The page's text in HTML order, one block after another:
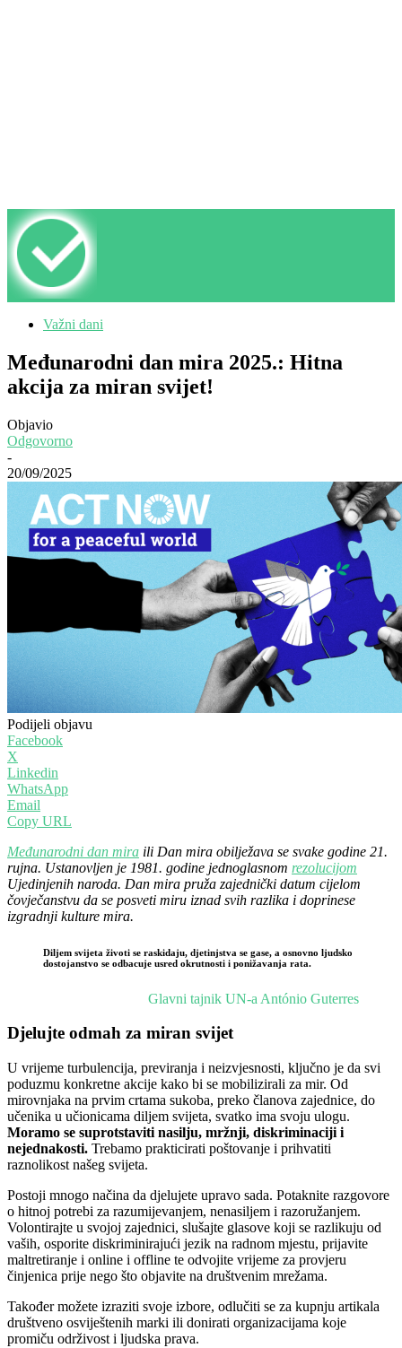
Važni dani
Međunarodni dan mira 2025.: Hitna
akcija za miran svijet!
Objavio
Odgovorno
-
20/09/2025
Podijeli objavu
Facebook
X
Linkedin
WhatsApp
Email
Copy URL
Međunarodni dan mira ili Dan mira obilježava se svake godine 21.
rujna. Ustanovljen je 1981. godine jednoglasnom rezolucijom
Ujedinjenih naroda. Dan mira pruža zajednički datum cijelom
čovječanstvu da se posveti miru iznad svih razlika i doprinese
izgradnji kulture mira.
Diljem svijeta životi se raskidaju, djetinjstva se gase, a osnovno ljudsko
dostojanstvo se odbacuje usred okrutnosti i ponižavanja rata.
Glavni tajnik UN-a António Guterres
Djelujte odmah za miran svijet
U vrijeme turbulencija, previranja i neizvjesnosti, ključno je da svi
poduzmu konkretne akcije kako bi se mobilizirali za mir. Od
mirovnjaka na prvim crtama sukoba, preko članova zajednice, do
učenika u učionicama diljem svijeta, svatko ima svoju ulogu.
Moramo se suprotstaviti nasilju, mržnji, diskriminaciji i
nejednakosti. Trebamo prakticirati poštovanje i prihvatiti
raznolikost našeg svijeta.
Postoji mnogo načina da djelujete upravo sada. Potaknite razgovore
o hitnoj potrebi za razumijevanjem, nenasiljem i razoružanjem.
Volontirajte u svojoj zajednici, slušajte glasove koji se razlikuju od
vaših, osporite diskriminirajući jezik na radnom mjestu, prijavite
maltretiranje i online i offline te odvojite vrijeme za provjeru
činjenica prije nego što objavite na društvenim mrežama.
Također možete izraziti svoje izbore, odlučiti se za kupnju artikala
društveno osviještenih marki ili donirati organizacijama koje
promiču održivost i ljudska prava.